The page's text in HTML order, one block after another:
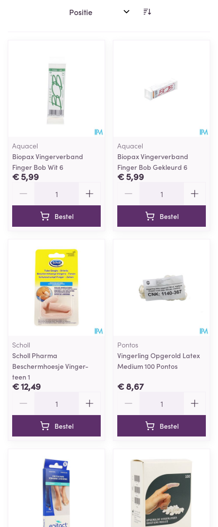
Sorteer op:
Aquacel
Biopax Vingerverband
Finger Bob Wit 6
€ 5,99
Bestel
Aquacel
Biopax Vingerverband
Finger Bob Gekleurd 6
€ 5,99
Bestel
Scholl
Scholl Pharma
Beschermhoesje Vinger-
teen 1
€ 12,49
Bestel
Pontos
Vingerling Opgerold Latex
Medium 100 Pontos
€ 8,67
Bestel